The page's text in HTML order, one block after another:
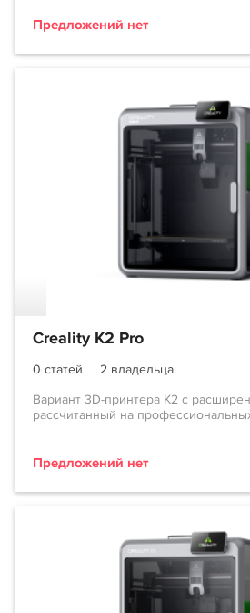
Предложений нет
Creality K2 Pro
0 статей
2 владельца
Вариант 3D-принтера K2 с
рассчитанный на
Предложений нет